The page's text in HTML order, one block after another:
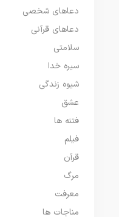
دعاهای شخصی
دعاهای قرآنی
سلامتی
سیره خدا
شیوه زندگی
عشق
فتنه ها
فیلم
قرآن
مرگ
معرفت
مناجات ها